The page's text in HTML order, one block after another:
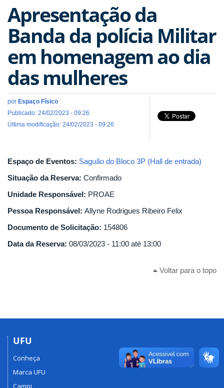
Apresentação da
Banda da polícia Militar
em homenagem ao dia
das mulheres
por Espaço Físico
Publicado: 24/02/2023 - 09:26
Última modificação: 24/02/2023 - 09:26
Espaço de Eventos: Saguão do Bloco 3P (Hall de entrada)
Situação da Reserva: Confirmado
Unidade Responsável: PROAE
Pessoa Responsável: Allyne Rodrigues Ribeiro Felix
Documento de Solicitação: 154806
Data da Reserva: 08/03/2023 - 11:00 até 13:00
Voltar para o topo
UFU
Conheça
Marca UFU
Campi